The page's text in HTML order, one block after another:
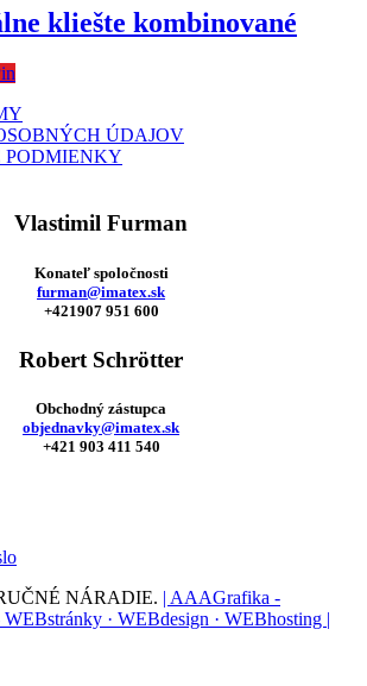
kliešte kombinované
ÚDAJOV
PODMIENKY
Vlastimil Furman
Konateľ spoločnosti
furman@imatex.sk
+421907 951 600
Robert Schrötter
Obchodný zástupca
objednavky@imatex.sk
+421 903 411 540
NÁRADIE. | AAAGrafika -
WEBstránky · WEBdesign · WEBhosting |